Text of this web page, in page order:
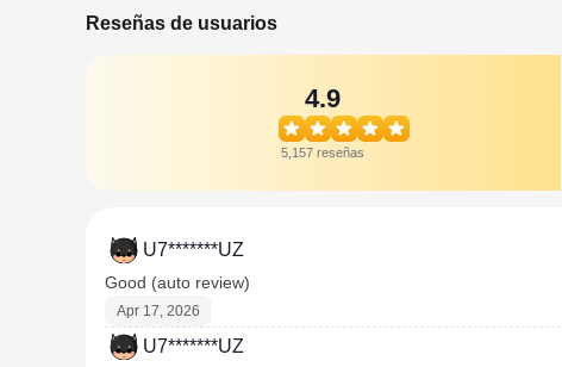
Reseñas de usuarios
4.9
5,157 reseñas
U7*******UZ
Good (auto review)
Apr 17, 2026
U7*******UZ